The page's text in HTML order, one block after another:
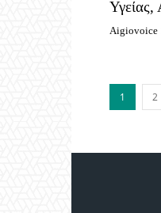
Υγείας,
Aigiovoice
1 2